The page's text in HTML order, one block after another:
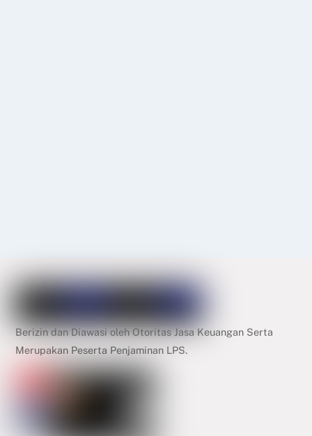
Berizin dan Diawasi oleh Otoritas Jasa Keuangan Serta
Merupakan Peserta Penjaminan LPS.